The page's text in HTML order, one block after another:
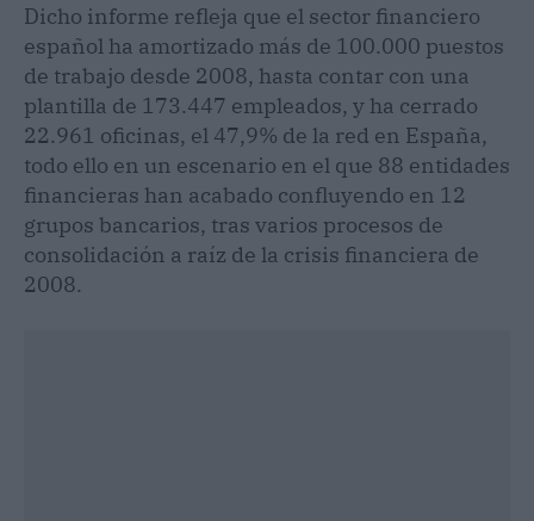
Dicho informe refleja que el sector financiero
español ha amortizado más de 100.000 puestos
de trabajo desde 2008, hasta contar con una
plantilla de 173.447 empleados, y ha cerrado
22.961 oficinas, el 47,9% de la red en España,
todo ello en un escenario en el que 88 entidades
financieras han acabado confluyendo en 12
grupos bancarios, tras varios procesos de
consolidación a raíz de la crisis financiera de
2008.